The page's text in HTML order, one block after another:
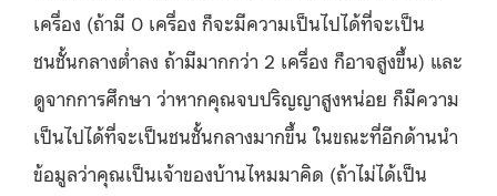
เครื่อง (ถ้ามี 0 เครื่อง ก็จะมีความเป็นไปได้ที่จะเป็น
ชนชั้นกลางต่ำลง ถ้ามีมากกว่า 2 เครื่อง ก็อาจสูงขึ้น) และ
ดูจากการศึกษา ว่าหากคุณจบปริญญาสูงหน่อย ก็มีความ
เป็นไปได้ที่จะเป็นชนชั้นกลางมากขึ้น ในขณะที่อีกด้านนำ
ข้อมูลว่าคุณเป็นเจ้าของบ้านไหมมาคิด (ถ้าไม่ได้เป็น